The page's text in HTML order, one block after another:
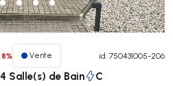
8% Vente id. 750431005-206
4 Salle(s) de Bain C